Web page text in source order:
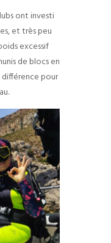
ont investi
et très peu
excessif
de blocs en
pour